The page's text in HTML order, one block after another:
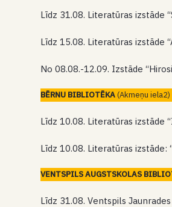
Līdz 31.08. Literatūras izstāde
Līdz 15.08. Literatūras izstāde
No 08.08.-12.09. Izstāde
BĒRNU BIBLIOTĒKA(Akmeņu iela2)
Līdz 10.08. Literatūras izstāde
Līdz 10.08. Literatūras izstāde:
VENTSPILS AUGSTSKOLAS
Līdz 31.08. Ventspils